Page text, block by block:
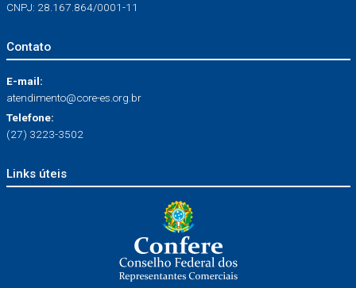
CNPJ: 28.167.864/0001-11
Contato
E-mail:
atendimento@core-es.org.br
Telefone:
(27) 3223-3502
Links úteis